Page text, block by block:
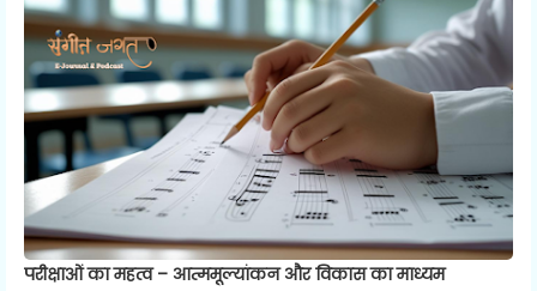
परीक्षाओं का महत्व – आत्ममूल्यांकन और विकास का माध्यम